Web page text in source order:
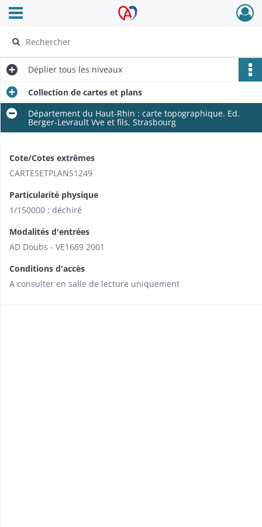
Archives Alsace - Colmar
Ouvrir le menu déroulant
Déplier tous les niveaux
Collection de cartes et plans
Département du Haut-Rhin : carte topographique. Ed.
Berger-Levrault Vve et fils, Strasbourg
Cote/Cotes extrêmes
CARTESETPLANS1249
Particularité physique
1/150000 ; déchiré
Modalités d'entrées
AD Doubs - VE1669 2001
Conditions d'accès
A consulter en salle de lecture uniquement​